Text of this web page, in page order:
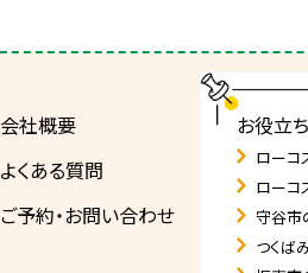
会社概要
よくある質問
ご予約・お問い合わせ
お役立
ローコ
ローコ
守谷市
つくば